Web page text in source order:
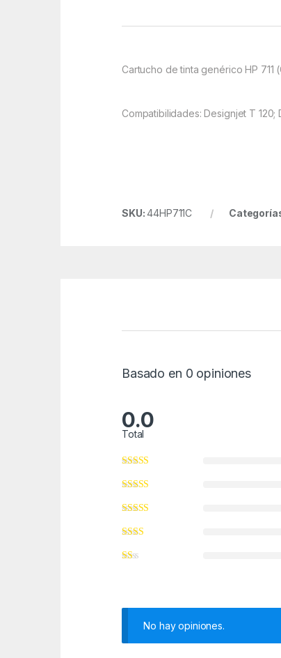
Cartucho de tinta genérico HP 711
Compatibilidades: Designjet T
SKU:44HP711C
Basado en 0 opiniones
0.0
Total
No hay opiniones.